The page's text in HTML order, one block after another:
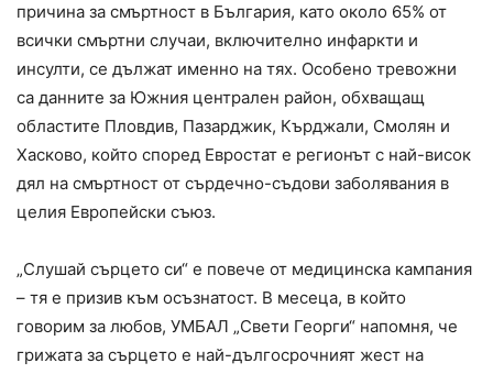
причина за смъртност в България, като около 65% от
всички смъртни случаи, включително инфаркти и
инсулти, се дължат именно на тях. Особено тревожни
са данните за Южния централен район, обхващащ
областите Пловдив, Пазарджик, Кърджали, Смолян и
Хасково, който според Евростат е регионът с най-висок
дял на смъртност от сърдечно-съдови заболявания в
целия Европейски съюз.
„Слушай сърцето си“ е повече от медицинска кампания
– тя е призив към осъзнатост. В месеца, в който
говорим за любов, УМБАЛ „Свети Георги“ напомня, че
грижата за сърцето е най-дългосрочният жест на